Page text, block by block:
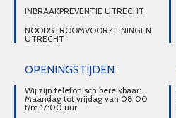
INBRAAKPREVENTIE UTRECHT
NOODSTROOMVOORZIENINGEN
UTRECHT
OPENINGSTIJDEN
Wij zijn telefonisch bereikbaar:
Maandag tot vrijdag van 08:00
t/m 17:00 uur.